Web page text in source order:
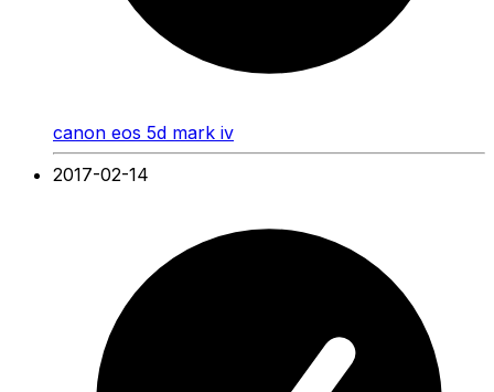
canon eos 5d mark iv
2017-02-14